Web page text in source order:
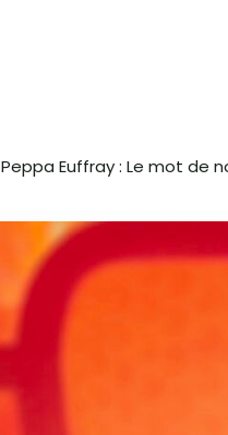
Peppa Euffray : Le mot de